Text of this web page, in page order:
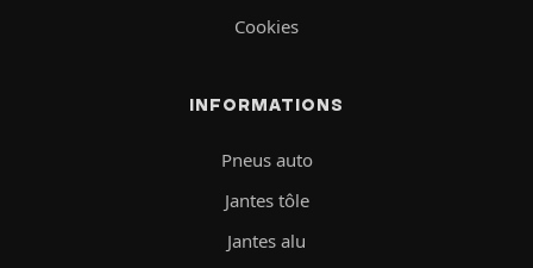
Cookies
INFORMATIONS
Pneus auto
Jantes tôle
Jantes alu